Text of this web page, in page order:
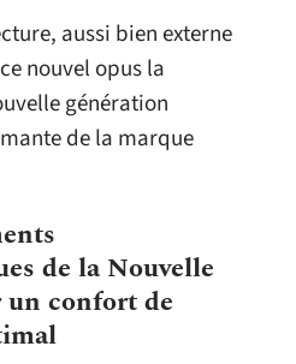
aussi bien externe
nouvel opus la
génération
de la marque
de la Nouvelle
confort de